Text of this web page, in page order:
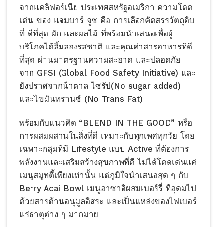
จากแคลิฟอร์เนีย ประเทศสหรัฐอเมริกา ความโดด
เด่น ของ แจมบาร์ จูซ คือ การเลือกคัดสรรวัตถุดิบ
ที่ ดีที่สุด ผัก และผลไม้ ที่พร้อมนําเสนอเพื่อผู้
บริโภคได้ลิ้มลองรสชาติ และคุณค่าสารอาหารที่ดี
ที่สุด ผ่านมาตรฐานความสะอาด และปลอดภัย
จาก GFSI (Global Food Safety Initiative) และ
ยังปราศจากน้ําตาล ไซรัป(No sugar added)
และไขมันทรานซ์ (No Trans Fat)
พร้อมกับแนวคิด “BLEND IN THE GOOD” หรือ
การผสมผสานในสิ่งที่ดี เหมาะกับทุกเพศทุกวัย โดย
เฉพาะกลุ่มที่มี Lifestyle แบบ Active ที่ต้องการ
พลังงานและเสริมสร้างสุขภาพที่ดี ไม่ได้โดดเด่นแค่
เมนูสมูทตี้เพียงเท่านั้น แต่ภูมิใจนำเสนอสุด ๆ กับ
Berry Acai Bowl เมนูอาซาอิผสมเบอร์รี่ ที่อุดมไป
ด้วยสารต้านอนุมูลอิสระ และเป็นแหล่งของไฟเบอร์
แร่ธาตุต่าง ๆ มากมาย